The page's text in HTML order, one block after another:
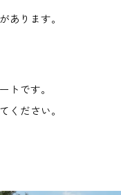
あります。
トです。
ください。